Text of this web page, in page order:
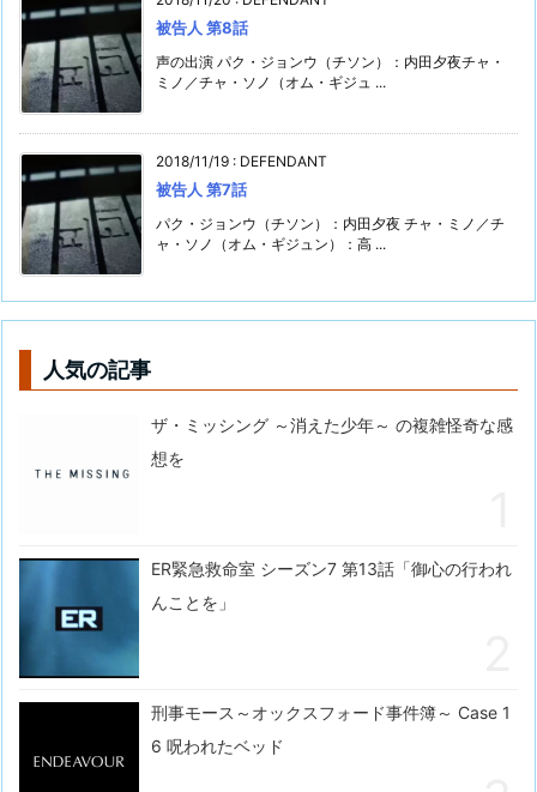
被告人 第8話
声の出演 パク・ジョンウ（チソン）：内田夕夜チャ・
ミノ／チャ・ソノ（オム・ギジュ ...
2018/11/19 : DEFENDANT
被告人 第7話
パク・ジョンウ（チソン）：内田夕夜 チャ・ミノ／チ
ャ・ソノ（オム・ギジュン）：高 ...
人気の記事
ザ・ミッシング ～消えた少年～ の複雑怪奇な感
想を
ER緊急救命室 シーズン7 第13話「御心の行われ
んことを」
刑事モース～オックスフォード事件簿～ Case 1
6 呪われたベッド